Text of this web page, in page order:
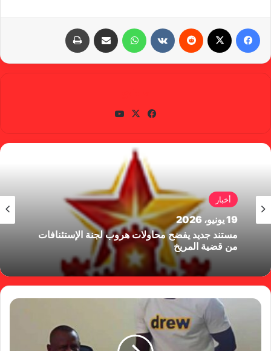
واتساب
في
وك
X
أخبار
19 يونيو، 2026
مستند جديد يفضح محاولات هروب لجنة الإستئنافات
من قضية المريخ